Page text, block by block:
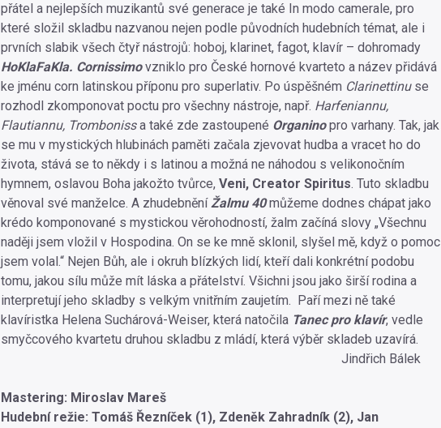
přátel a nejlepších muzikantů své generace je také In modo camerale, pro
které složil skladbu nazvanou nejen podle původních hudebních témat, ale i
prvních slabik všech čtyř nástrojů: hoboj, klarinet, fagot, klavír – dohromady
HoKlaFaKla. Cornissimovzniklo pro České hornové kvarteto a název přidává
ke jménu corn latinskou příponu pro superlativ. Po úspěšném Clarinettinuse
rozhodl zkomponovat poctu pro všechny nástroje, např. Harfeniannu,
Flautiannu, Trombonissa také zde zastoupené Organinopro varhany. Tak, jak
se mu v mystických hlubinách paměti začala zjevovat hudba a vracet ho do
života, stává se to někdy i s latinou a možná ne náhodou s velikonočním
hymnem, oslavou Boha jakožto tvůrce, Veni, Creator Spiritus. Tuto skladbu
věnoval své manželce. A zhudebněníŽalmu 40 můžeme dodnes chápat jako
krédo komponované s mystickou věrohodností, žalm začíná slovy „Všechnu
naději jsem vložil v Hospodina. On se ke mně sklonil, slyšel mě, když o pomoc
jsem volal.“ Nejen Bůh, ale i okruh blízkých lidí, kteří dali konkrétní podobu
tomu, jakou sílu může mít láska a přátelství. Všichni jsou jako širší rodina a
interpretují jeho skladby s velkým vnitřním zaujetím. Paří mezi ně také
klavíristka Helena Suchárová-Weiser, která natočila Tanec pro klavír, vedle
smyčcového kvartetu druhou skladbu z mládí, která výběr skladeb uzavírá.
Jindřich Bálek
Mastering: Miroslav Mareš
Hudební režie: Tomáš Řezníček (1), Zdeněk Zahradník (2), Jan